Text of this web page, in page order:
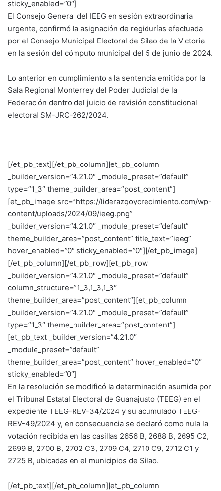
sticky_enabled=”0″]
El Consejo General del IEEG en sesión extraordinaria
urgente, confirmó la asignación de regidurías efectuada
por el Consejo Municipal Electoral de Silao de la Victoria
en la sesión del cómputo municipal del 5 de junio de 2024.
Lo anterior en cumplimiento a la sentencia emitida por la
Sala Regional Monterrey del Poder Judicial de la
Federación dentro del juicio de revisión constitucional
electoral SM-JRC-262/2024.
[/et_pb_text][/et_pb_column][et_pb_column
_builder_version=”4.21.0″ _module_preset=”default”
type=”1_3″ theme_builder_area=”post_content”]
[et_pb_image src=”https://liderazgoycrecimiento.com/wp-
content/uploads/2024/09/ieeg.png”
_builder_version=”4.21.0″ _module_preset=”default”
theme_builder_area=”post_content” title_text=”ieeg”
hover_enabled=”0″ sticky_enabled=”0″][/et_pb_image]
[/et_pb_column][/et_pb_row][et_pb_row
_builder_version=”4.21.0″ _module_preset=”default”
column_structure=”1_3,1_3,1_3″
theme_builder_area=”post_content”][et_pb_column
_builder_version=”4.21.0″ _module_preset=”default”
type=”1_3″ theme_builder_area=”post_content”]
[et_pb_text _builder_version=”4.21.0″
_module_preset=”default”
theme_builder_area=”post_content” hover_enabled=”0″
sticky_enabled=”0″]
En la resolución se modificó la determinación asumida por
el Tribunal Estatal Electoral de Guanajuato (TEEG) en el
expediente TEEG-REV-34/2024 y su acumulado TEEG-
REV-49/2024 y, en consecuencia se declaró como nula la
votación recibida en las casillas 2656 B, 2688 B, 2695 C2,
2699 B, 2700 B, 2702 C3, 2709 C4, 2710 C9, 2712 C1 y
2725 B, ubicadas en el municipios de Silao.
[/et_pb_text][/et_pb_column][et_pb_column